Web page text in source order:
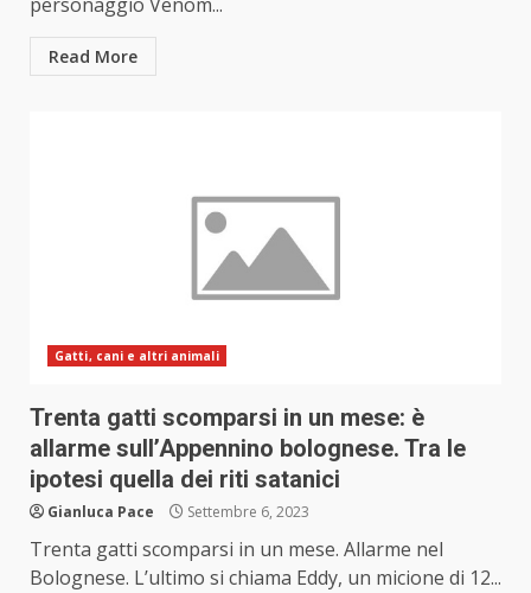
Read More
Gatti, cani e altri animali
Trenta gatti scomparsi in un mese: è
allarme sull’Appennino bolognese. Tra le
ipotesi quella dei riti satanici
Gianluca Pace Settembre 6, 2023
Trenta gatti scomparsi in un mese. Allarme nel
Bolognese. L’ultimo si chiama Eddy, un micione di 12...